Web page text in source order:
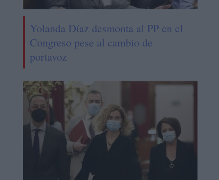
Yolanda Díaz desmonta al PP en el
Congreso pese al cambio de
portavoz